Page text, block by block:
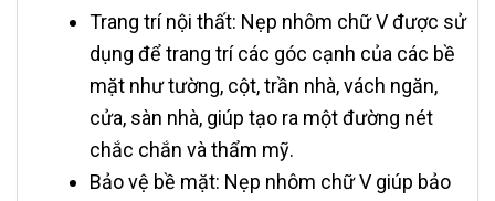
Trang trí nội thất: Nẹp nhôm chữ V được sử
dụng để trang trí các góc cạnh của các bề
mặt như tường, cột, trần nhà, vách ngăn,
cửa, sàn nhà, giúp tạo ra một đường nét
chắc chắn và thẩm mỹ.
Bảo vệ bề mặt: Nẹp nhôm chữ V giúp bảo